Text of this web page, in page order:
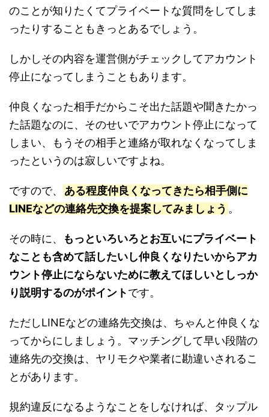
のことが知りたくてプライベートな質問をしてしま
ったりすることもきっとあるでしょう。
しかしその内容を運営側がチェックしてアカウント
停止になってしまうこともあります。
仲良くなった相手だからこそ出た話題や聞きたかっ
た話題なのに、そのせいでアカウント停止になって
しまい、もうその相手と連絡が取れなくなってしま
ったというのは寂しいですよね。
ですので、
ある程度仲良くなってきたら相手側に
LINEなどの連絡先交換を提案してみましょう 。
その時に、
もっといろいろとお互いにプライベート
なことも含めて話したいし仲良くなりたいからアカ
ウント停止にならないために教えてほしいとしっか
り説明するのがポイントです。
ただしLINEなどの連絡先交換は、ちゃんと仲良くな
ってからにしましょう。マッチングして早い段階の
連絡先の交換は、ヤリモクや業者に勘違いされるこ
とがあります。
規約違反になるようなことをしなければ、タップル